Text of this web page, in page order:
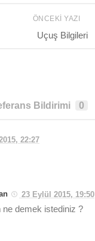
ÖNCEKI YAZI
Uçuş Bilgileri
Bildirimi 0
22:27
23 Eylül 2015, 19:50
ne demek istediniz ?